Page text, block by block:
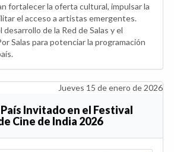
fortalecer la oferta cultural, impulsar la
el acceso a artistas emergentes.
de la Red de Salas y el
Salas para potenciar la programación
Jueves 15 de enero de 2026
Invitado en el Festival
Cine de India 2026